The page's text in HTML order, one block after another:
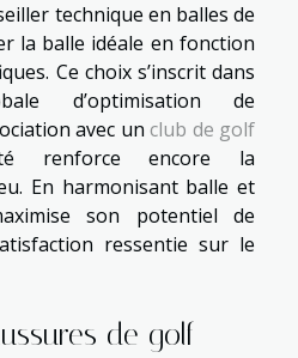
technique en balles de
la balle idéale en fonction
Ce choix s’inscrit dans
d’optimisation de
avec unclub de golf
renforce encore la
En harmonisant balle et
son potentiel de
ressentie sur le
de golf